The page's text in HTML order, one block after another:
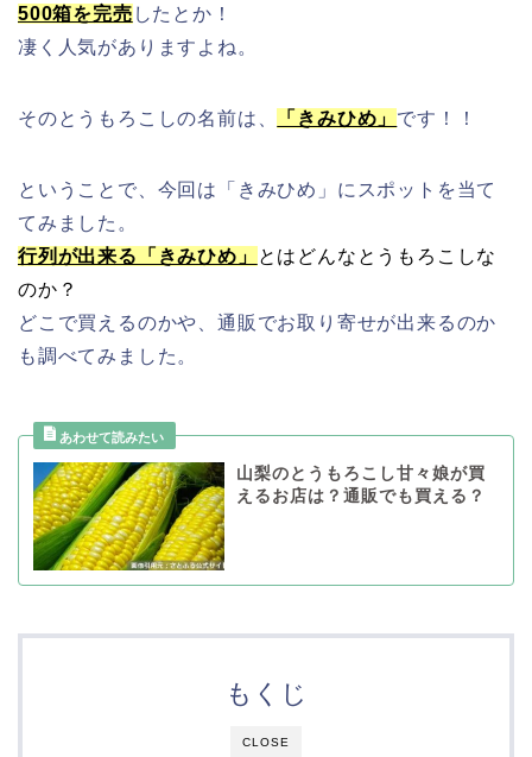
500箱を完売 したとか！
凄く人気がありますよね。
そのとうもろこしの名前は、 「きみひめ」 です！！
ということで、今回は「きみひめ」にスポットを当て
てみました。
行列が出来る「きみひめ」
とはどんなとうもろこしな
のか？
どこで買えるのかや、通販でお取り寄せが出来るのか
も調べてみました。
山梨のとうもろこし甘々娘が買
えるお店は？通販でも買える？
CLOSE
もくじ